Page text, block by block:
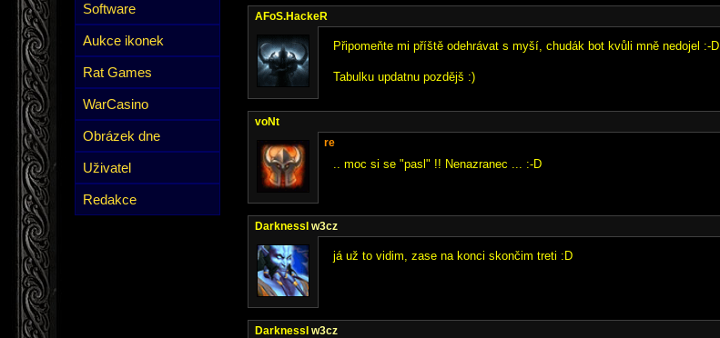
Software
Aukce ikonek
Rat Games
WarCasino
Obrázek dne
Uživatel
Redakce
AFoS.HackeR
Připomeňte mi příště odehrávat s myší, chudák bot kvůli mně nedojel :-D
Tabulku updatnu pozdějš :)
voNt
re
.. moc si se "pasl" !! Nenazranec ... :-D
DarknessI w3cz
já už to vidim, zase na konci skončim treti :D
DarknessI w3cz